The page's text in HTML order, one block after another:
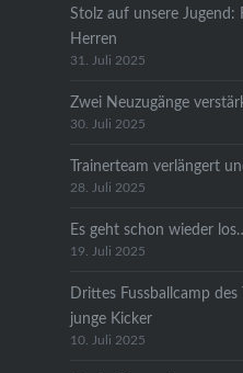
Stolz auf unsere Jugend:
Herren
31. Juli 2025
Zwei Neuzugänge
30. Juli 2025
Trainerteam verlängert
28. Juli 2025
Es geht schon wieder
19. Juli 2025
Drittes Fussballcamp
junge Kicker
10. Juli 2025